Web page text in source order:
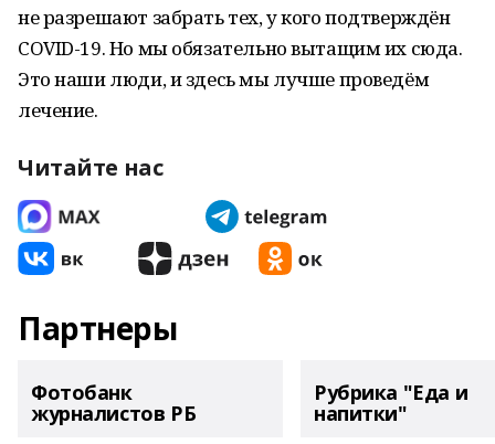
не разрешают забрать тех, у кого подтверждён
COVID-19. Но мы обязательно вытащим их сюда.
Это наши люди, и здесь мы лучше проведём
лечение.
Читайте нас
Партнеры
Фотобанк
журналистов РБ
Рубрика "Еда и
напитки"